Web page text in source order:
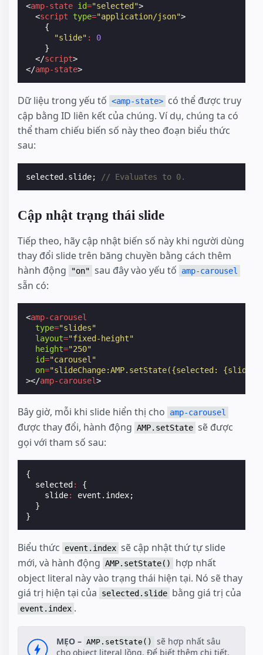
<amp-state id="selected">
<script type="application/json">
{
"slide" :
0
}
</script>
</amp-state>
Dữ liệu trong yếu tố <amp-state> có thể được truy
cập bằng ID liên kết của chúng. Ví dụ, chúng ta có
thể tham chiếu biến số này theo đoạn biểu thức
sau:
selected . slide; // Evaluates to 0.
Cập nhật trạng thái slide
Tiếp theo, hãy cập nhật biến số này khi người dùng
thay đổi slide trên băng chuyền bằng cách thêm
hành động
"on" sau đây vào yếu tố amp-carousel
sẵn có:
<amp-carousel
type="slides"
layout="fixed-height"
height="250"
id="carousel"
on="slideChange:AMP.setState({selected:
></amp-carousel>
Bây giờ, mỗi khi slide hiển thị cho amp-carousel
được thay đổi, hành động AMP.setState sẽ được
gọi với tham số sau:
{
selected :
{
slide: event . index;
}
}
Biểu thức event.index sẽ cập nhật thứ tự slide
mới, và hành động AMP.setState()
hợp nhất
object literal này vào trạng thái hiện tại. Nó sẽ thay
giá trị hiện tại của
selected.slide bằng giá trị của
event.index .
MẸO – AMP.setState()
sẽ hợp nhất sâu
cho object literal lồng. Để biết thêm chi tiết,